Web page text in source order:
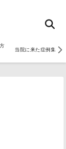
当院に来た症例集